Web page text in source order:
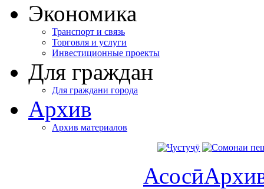
Экономика
Транспорт и связь
Торговля и услуги
Инвестиционные проекты
Для граждан
Для граждани города
Архив
Архив материалов
Асосӣ